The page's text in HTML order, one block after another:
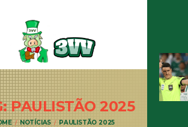
PAULISTÃO2025
NOTÍCIAS PAULISTÃO 2025